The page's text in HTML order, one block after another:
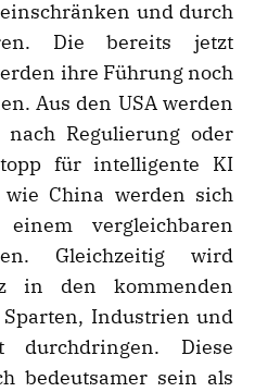
und durch
Die bereits jetzt
ihre Führung noch
Aus den USA werden
Regulierung oder
für intelligente KI
China werden sich
vergleichbaren
Gleichzeitig wird
in den kommenden
Industrien und
durchdringen. Diese
bedeutsamer sein als